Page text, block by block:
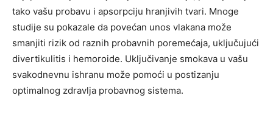
tako vašu probavu i apsorpciju hranjivih tvari. Mnoge
studije su pokazale da povećan unos vlakana može
smanjiti rizik od raznih probavnih poremećaja, uključujući
divertikulitis i hemoroide. Uključivanje smokava u vašu
svakodnevnu ishranu može pomoći u postizanju
optimalnog zdravlja probavnog sistema.